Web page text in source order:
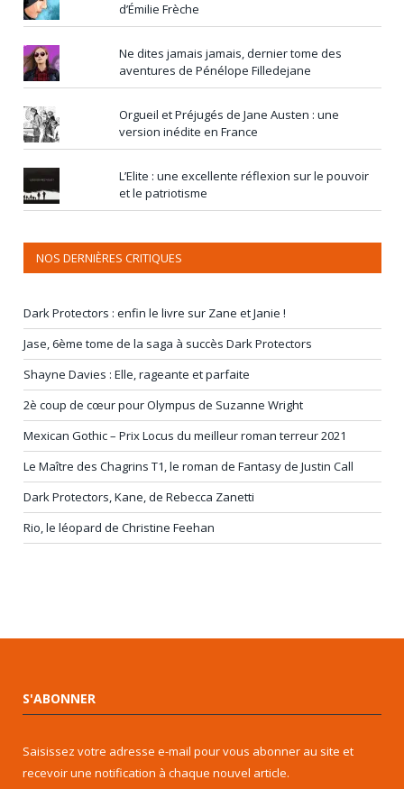
d’Émilie Frèche
Ne dites jamais jamais, dernier tome des
aventures de Pénélope Filledejane
Orgueil et Préjugés de Jane Austen : une
version inédite en France
L’Elite : une excellente réflexion sur le pouvoir
et le patriotisme
NOS DERNIÈRES CRITIQUES
Dark Protectors : enfin le livre sur Zane et Janie !
Jase, 6ème tome de la saga à succès Dark Protectors
Shayne Davies : Elle, rageante et parfaite
2è coup de cœur pour Olympus de Suzanne Wright
Mexican Gothic – Prix Locus du meilleur roman terreur 2021
Le Maître des Chagrins T1, le roman de Fantasy de Justin Call
Dark Protectors, Kane, de Rebecca Zanetti
Rio, le léopard de Christine Feehan
S'ABONNER
Saisissez votre adresse e-mail pour vous abonner au site et
recevoir une notification à chaque nouvel article.